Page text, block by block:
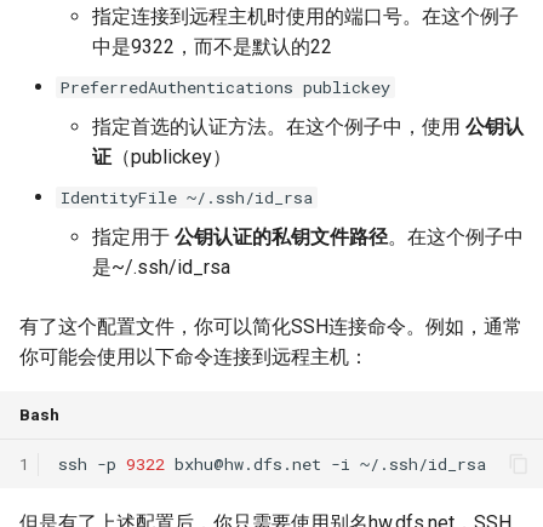
INFOCOM23 Falcon
INFOCOM24 SECO
MICRO23 SpaceMicroDC
SpaceX24 D2C
指定连接到远程主机时使用的端口号。在这个例子
中是9322，而不是默认的22
PreferredAuthentications publickey
指定首选的认证方法。在这个例子中，使用 公钥认
证 （publickey）
IdentityFile ~/.ssh/id_rsa
指定用于 公钥认证的私钥文件路径。在这个例子中
是~/.ssh/id_rsa
有了这个配置文件，你可以简化SSH连接命令。例如，通常
你可能会使用以下命令连接到远程主机：
Bash
1 ssh -p 9322 bxhu@hw.dfs.net -i